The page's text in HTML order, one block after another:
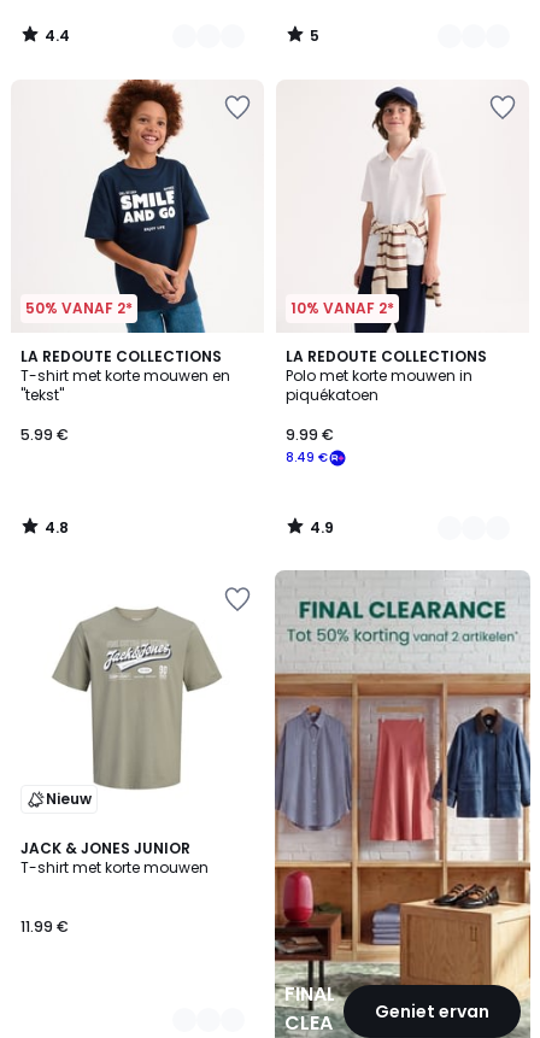
4.4
/
5
/
50% VANAF 2*
LA REDOUTE COLLECTIONS
T-shirt met korte mouwen en
"tekst"
5.99 €
4.8
/ 5
4.8
/
10% VANAF 2*
LA REDOUTE COLLECTIONS
Polo met korte mouwen in
piquékatoen
8.49 €
9.99 €
4.9
/ 5
2
Kleuren
4.9
/
Nieuw
JACK & JONES JUNIOR
T-shirt met korte mouwen
11.99 €
3
Kleuren
FINAL
CLEARANCEGeniet ervan
FINAL
CLEARANCE